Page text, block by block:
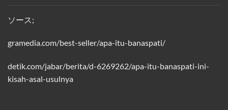
ソース;
gramedia.com/best-seller/apa-itu-banaspati/
detik.com/jabar/berita/d-6269262/apa-itu-banaspati-ini-
kisah-asal-usulnya